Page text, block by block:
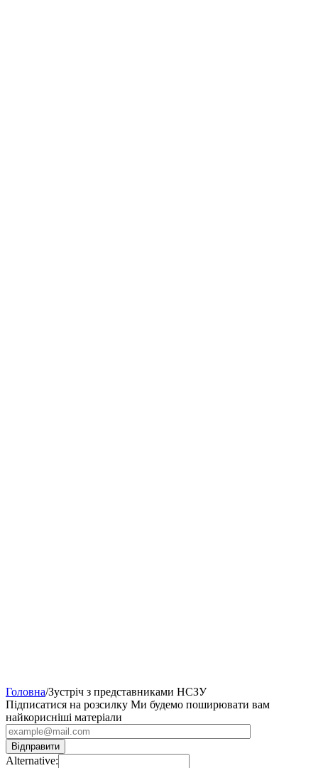
Головна/Зустріч з представниками НСЗУ
Підписатися на розсилку Ми будемо поширювати вам
найкорисніші матеріали
Alternative: